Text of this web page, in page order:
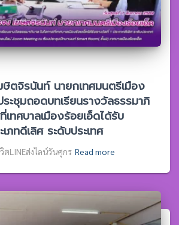
ตจิรนันท์ นายกเทศมนตรีเมือง
ะชุมถอดบทเรียนรางวัลธรรมาภิ
เทศบาลเมืองร้อยเอ็ดได้รับ
ภทดีเลิศ ระดับประเทศ
LINEส่งไลน์วันศุกร Read more